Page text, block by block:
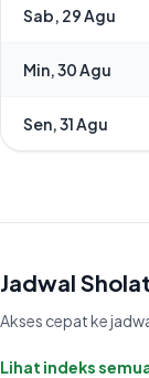
Sab, 29 Agu
Min, 30 Agu
Sen, 31 Agu
Jadwal
Akses cepat ke
Lihat indeks